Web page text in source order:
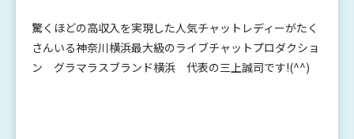
驚くほどの高収入を実現した人気チャットレディーがたく
さんいる神奈川横浜最大級のライブチャットプロダクショ
ン グラマラスブランド横浜 代表の三上誠司です!(^^)